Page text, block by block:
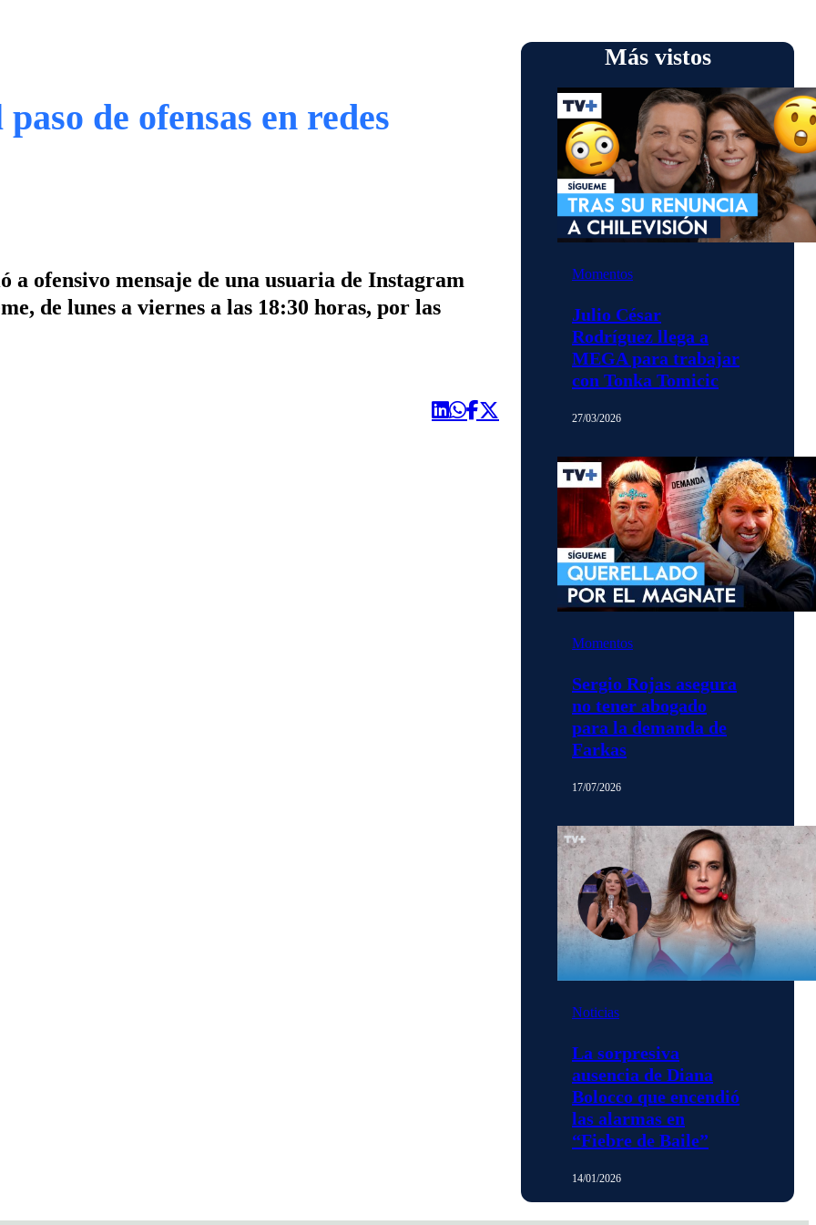
de ofensas en redes
a ofensivo mensaje de una usuaria de Instagram
de lunes a viernes a las 18:30 horas, por las
Más vistos
Momentos
Julio César
Rodríguez llega a
MEGA para trabajar
con Tonka Tomicic
27/03/2026
Momentos
Sergio Rojas asegura
no tener abogado
para la demanda de
Farkas
17/07/2026
Noticias
La sorpresiva
ausencia de Diana
Bolocco que encendió
las alarmas en
“Fiebre de Baile”
14/01/2026